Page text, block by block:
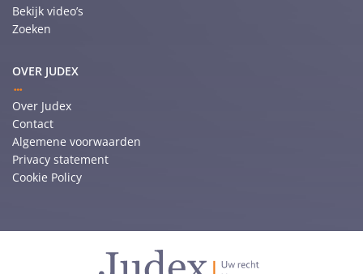
Bekijk video’s
Zoeken
OVER JUDEX
Over Judex
Contact
Algemene voorwaarden
Privacy statement
Cookie Policy